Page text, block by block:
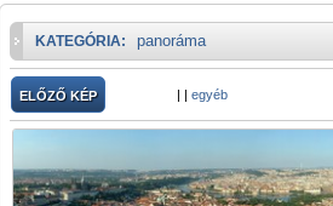
KATEGÓRIA: panoráma
ELŐZŐ KÉP | | egyéb